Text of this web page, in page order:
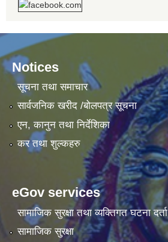
Notices
सूचना तथा समाचार
सार्वजनिक खरीद /बोलपत्र सूचना
एन, कानुन तथा निर्देशिका
कर तथा शुल्कहरु
eGov services
सामाजिक सुरक्षा तथा व्यक्तिगत घटना दर्ता
सामाजिक सुरक्षा